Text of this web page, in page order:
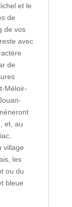
et le
de
de vos
avec
de
Méloir-
et, au
village
les
ou du
bleue